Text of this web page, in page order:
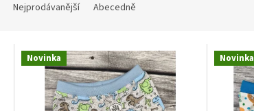
Nejprodávanější Abecedně
Novinka Novinka